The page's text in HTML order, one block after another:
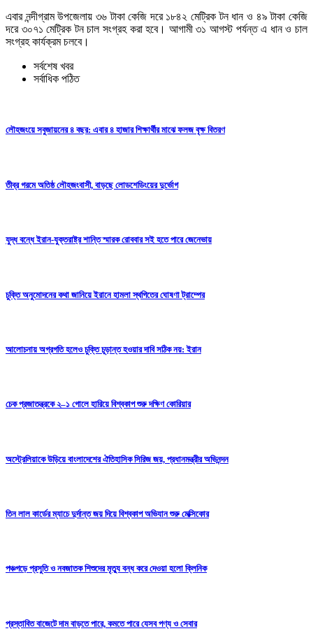
এবার নন্দীগ্রাম উপজেলায় ৩৬ টাকা কেজি দরে ১৮৪২ মেট্রিক টন ধান ও ৪৯ টাকা কেজি
দরে ৩০৭১ মেট্রিক টন চাল সংগ্রহ করা হবে। আগামী ৩১ আগস্ট পর্যন্ত এ ধান ও চাল
সংগ্রহ কার্যক্রম চলবে।
সর্বশেষ খবর
সর্বাধিক পঠিত
লৌহজংয়ে সবুজায়নের ৪ বছর: এবার ৪ হাজার শিক্ষার্থীর মাঝে ফলজ বৃক্ষ বিতরণ
তীব্র গরমে অতিষ্ঠ লৌহজংবাসী, বাড়ছে লোডশেডিংয়ের দুর্ভোগ
যুদ্ধ বন্ধে ইরান-যুক্তরাষ্ট্র শান্তি স্মারক রোববার সই হতে পারে জেনেভায়
চুক্তি অনুমোদনের কথা জানিয়ে ইরানে হামলা স্থগিতের ঘোষণা ট্রাম্পের
আলোচনায় অগ্রগতি হলেও চুক্তি চূড়ান্ত হওয়ার দাবি সঠিক নয়: ইরান
চেক প্রজাতন্ত্রকে ২–১ গোলে হারিয়ে বিশ্বকাপ শুরু দক্ষিণ কোরিয়ার
অস্ট্রেলিয়াকে উড়িয়ে বাংলাদেশের ঐতিহাসিক সিরিজ জয়, প্রধানমন্ত্রীর অভিনন্দন
তিন লাল কার্ডের ম্যাচে দুর্দান্ত জয় দিয়ে বিশ্বকাপ অভিযান শুরু মেক্সিকোর
পঞ্চগড়ে প্রসুতি ও নবজাতক শিশুদের মৃত্যু বন্ধ করে দেওয়া হলো ক্লিনিক
প্রস্তাবিত বাজেটে দাম বাড়তে পারে, কমতে পারে যেসব পণ্য ও সেবার